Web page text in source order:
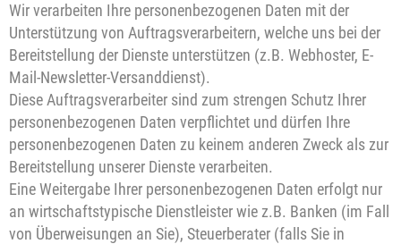
Wir verarbeiten Ihre personenbezogenen Daten mit der
Unterstützung von Auftragsverarbeitern, welche uns bei der
Bereitstellung der Dienste unterstützen (z.B. Webhoster, E-
Mail-Newsletter-Versanddienst).
Diese Auftragsverarbeiter sind zum strengen Schutz Ihrer
personenbezogenen Daten verpflichtet und dürfen Ihre
personenbezogenen Daten zu keinem anderen Zweck als zur
Bereitstellung unserer Dienste verarbeiten.
Eine Weitergabe Ihrer personenbezogenen Daten erfolgt nur
an wirtschaftstypische Dienstleister wie z.B. Banken (im Fall
von Überweisungen an Sie), Steuerberater (falls Sie in